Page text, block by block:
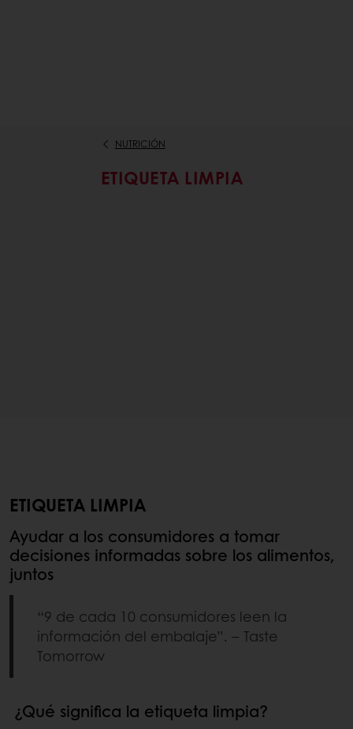
NUTRICIÓN
ETIQUETA LIMPIA
ETIQUETA LIMPIA
Ayudar a los consumidores a tomar
decisiones informadas sobre los alimentos,
juntos
“9 de cada 10 consumidores leen la
información del embalaje”. – Taste
Tomorrow
¿Qué significa la etiqueta limpia?